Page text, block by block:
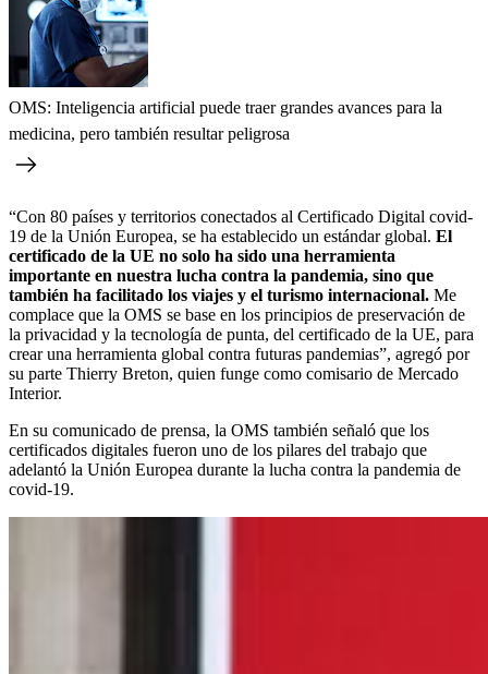
OMS: Inteligencia artificial puede traer grandes avances para la
medicina, pero también resultar peligrosa
“Con 80 países y territorios conectados al Certificado Digital covid-
19 de la Unión Europea, se ha establecido un estándar global. El
certificado de la UE no solo ha sido una herramienta
importante en nuestra lucha contra la pandemia, sino que
también ha facilitado los viajes y el turismo internacional. Me
complace que la OMS se base en los principios de preservación de
la privacidad y la tecnología de punta, del certificado de la UE, para
crear una herramienta global contra futuras pandemias”, agregó por
su parte Thierry Breton, quien funge como comisario de Mercado
Interior.
En su comunicado de prensa, la OMS también señaló que los
certificados digitales fueron uno de los pilares del trabajo que
adelantó la Unión Europea durante la lucha contra la pandemia de
covid-19.